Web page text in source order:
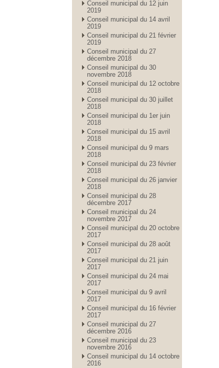
Conseil municipal du 12 juin
2019
Conseil municipal du 14 avril
2019
Conseil municipal du 21 février
2019
Conseil municipal du 27
décembre 2018
Conseil municipal du 30
novembre 2018
Conseil municipal du 12 octobre
2018
Conseil municipal du 30 juillet
2018
Conseil municipal du 1er juin
2018
Conseil municipal du 15 avril
2018
Conseil municipal du 9 mars
2018
Conseil municipal du 23 février
2018
Conseil municipal du 26 janvier
2018
Conseil municipal du 28
décembre 2017
Conseil municipal du 24
novembre 2017
Conseil municipal du 20 octobre
2017
Conseil municipal du 28 août
2017
Conseil municipal du 21 juin
2017
Conseil municipal du 24 mai
2017
Conseil municipal du 9 avril
2017
Conseil municipal du 16 février
2017
Conseil municipal du 27
décembre 2016
Conseil municipal du 23
novembre 2016
Conseil municipal du 14 octobre
2016